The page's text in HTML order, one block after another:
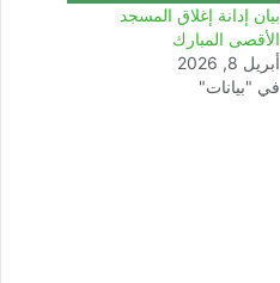
بيان إدانة إغلاق المسجد
الأقصى المبارك
أبريل 8, 2026
في "بيانات"